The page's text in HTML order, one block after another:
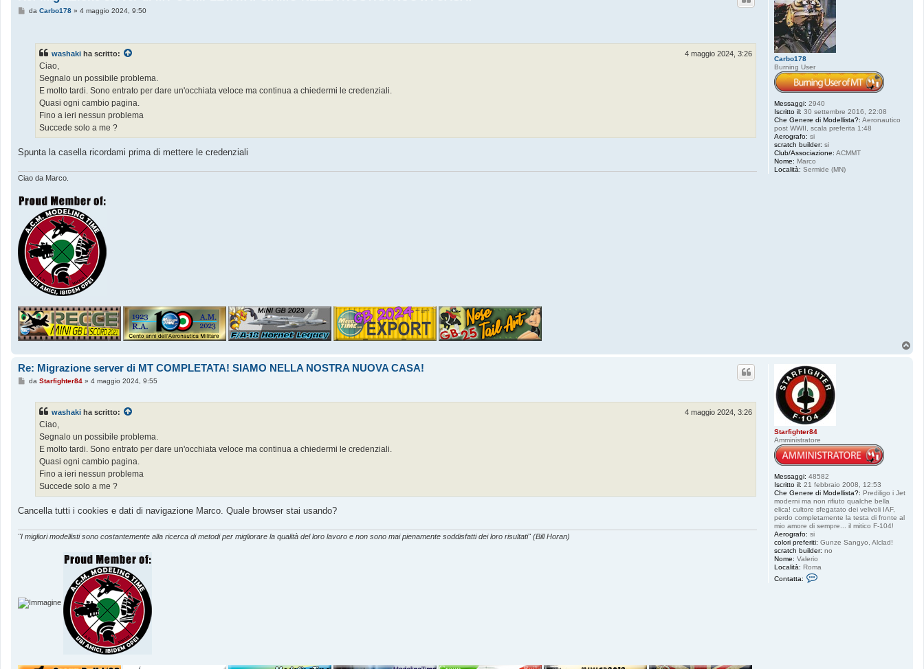
Carbo178
Burning User
Messaggi: 2940
Iscritto il: 30 settembre 2016, 22:08
Che Genere di Modellista?: Aeronautico
post WWII, scala preferita 1:48
Aerografo: si
scratch builder: si
Club/Associazione: ACMMT
Nome: Marco
Località: Sermide (MN)
Mda Carbo178» 4 maggio 2024, 9:50
washaki ha scritto: 4 maggio 2024, 3:26
Ciao,
Segnalo un possibile problema.
E molto tardi. Sono entrato per dare un'occhiata veloce ma continua a chiedermi le credenziali.
Quasi ogni cambio pagina.
Fino a ieri nessun problema
Succede solo a me ?
Spunta la casella ricordami prima di mettere le credenziali
Ciao da Marco.
Starfighter84
Amministratore
Messaggi: 48582
Iscritto il: 21 febbraio 2008, 12:53
Che Genere di Modellista?: Prediligo i Jet
moderni ma non rifiuto qualche bella
elica! cultore sfegatato dei velivoli IAF,
perdo completamente la testa di fronte al
mio amore di sempre... il mitico F-104!
Aerografo: si
colori preferiti: Gunze Sangyo, Alclad!
scratch builder: no
Nome: Valerio
Località: Roma
Contatta:
Re: Migrazione server di MT COMPLETATA! SIAMO NELLA NOSTRA NUOVA CASA!
Mda Starfighter84» 4 maggio 2024, 9:55
washaki ha scritto: 4 maggio 2024, 3:26
Ciao,
Segnalo un possibile problema.
E molto tardi. Sono entrato per dare un'occhiata veloce ma continua a chiedermi le credenziali.
Quasi ogni cambio pagina.
Fino a ieri nessun problema
Succede solo a me ?
Cancella tutti i cookies e dati di navigazione Marco. Quale browser stai usando?
"I migliori modellisti sono costantemente alla ricerca di metodi per migliorare la qualità del loro lavoro e non sono mai pienamente soddisfatti dei loro risultati" (Bill Horan)